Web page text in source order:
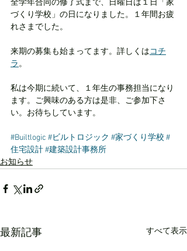
全学年合同の修了式まで、日曜日は１日「家
づくり学校」の日になりました。１年間お疲
れさまでした。
来期の募集も始まってます。詳しくはコチ
ラ。
私は今期に続いて、１年生の事務担当になり
ます。ご興味のある方は是非、ご参加下さ
い。お待ちしています。
#Builtlogic #ビルトロジック #家づくり学校 #
住宅設計#建築設計事務所
お知らせ
最新記事 すべて表示